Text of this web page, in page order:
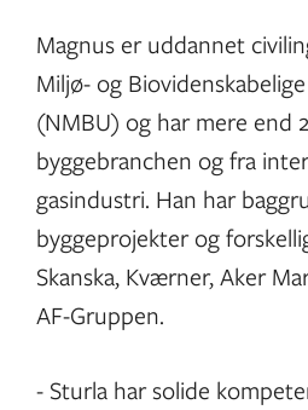
Magnus er uddannet
Miljø- og
(NMBU) og har mere end
byggebranchen og fra
gasindustri. Han har
byggeprojekter og
Skanska, Kværner, Aker
AF-Gruppen.
- Sturla har solide